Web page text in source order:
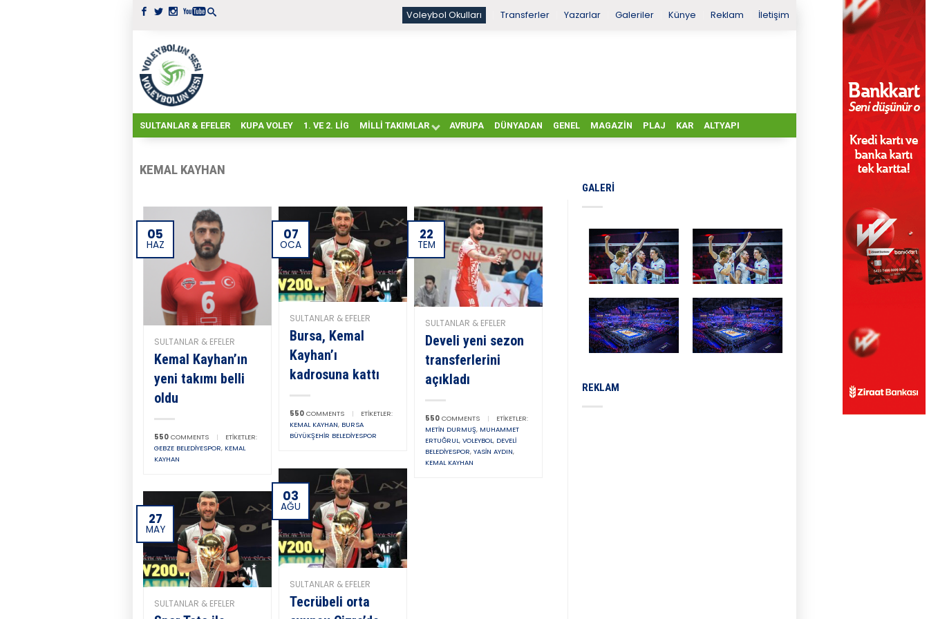
Voleybol Okulları Transferler Yazarlar Galeriler Künye Reklam İletişim
SULTANLAR & EFELER KUPA VOLEY 1. VE 2. LIG MILLI TAKIMLAR AVRUPA DÜNYADAN GENEL MAGAZIN PLAJ KAR ALTYAPI
KEMAL KAYHAN
05
HAZ
SULTANLAR & EFELER
Kemal Kayhan’ın
yeni takımı belli
oldu
550 COMMENTS |
ETIKETLER:
GEBZE BELEDIYESPOR, KEMAL
KAYHAN
07
OCA
SULTANLAR & EFELER
Bursa, Kemal
Kayhan’ı
kadrosuna kattı
550 COMMENTS |
ETIKETLER:
KEMAL KAYHAN, BURSA
BÜYÜKŞEHIR BELEDIYESPOR
22
TEM
SULTANLAR & EFELER
Develi yeni sezon
transferlerini
açıkladı
550 COMMENTS |
ETIKETLER:
METIN DURMUŞ, MUHAMMET
ERTUĞRUL, VOLEYBOL, DEVELI
BELEDIYESPOR, YASIN AYDIN,
KEMAL KAYHAN
03
AĞU
SULTANLAR & EFELER
Tecrübeli orta
27
MAY
SULTANLAR & EFELER
GALERI
REKLAM